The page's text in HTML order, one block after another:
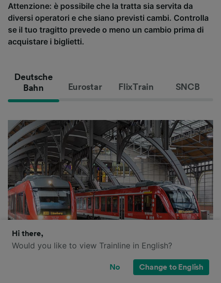
Attenzione: è possibile che la tratta sia servita da
diversi operatori e che siano previsti cambi. Controlla
se il tuo tragitto prevede o meno un cambio prima di
acquistare i biglietti.
Deutsche
Bahn
Eurostar FlixTrain SNCB
Hi there,
Would you like to view Trainline in English?
No Change to English